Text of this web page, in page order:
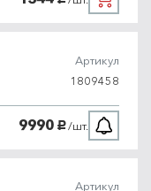
Артикул
1809458
9990 руб./шт.
Артикул